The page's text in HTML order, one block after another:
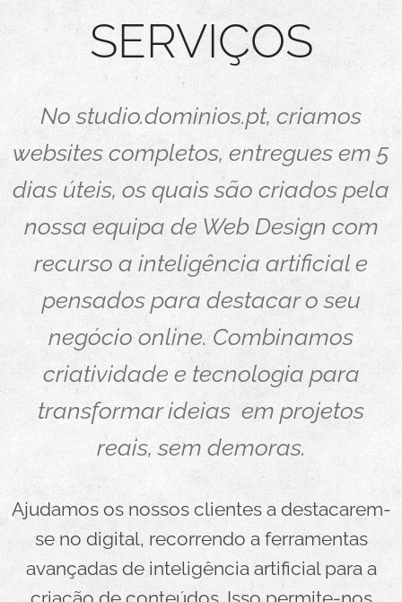
SERVIÇOS
No studio.dominios.pt, criamos
websites completos, entregues em 5
dias úteis, os quais são criados pela
nossa equipa de Web Design com
recurso a inteligência artificial e
pensados para destacar o seu
negócio online. Combinamos
criatividade e tecnologia para
transformar ideias em projetos
reais, sem demoras.
Ajudamos os nossos clientes a destacarem-
se no digital, recorrendo a ferramentas
avançadas de inteligência artificial para a